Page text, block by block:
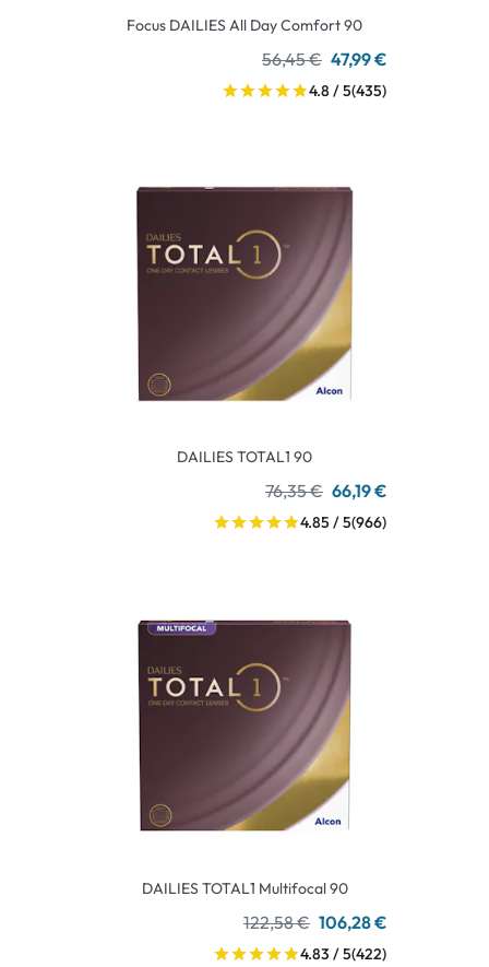
Focus DAILIES All Day Comfort 90
56,45 € 47,99 €
4.8 / 5(435)
DAILIES TOTAL1 90
76,35 € 66,19 €
4.85 / 5(966)
DAILIES TOTAL1 Multifocal 90
122,58 € 106,28 €
4.83 / 5(422)